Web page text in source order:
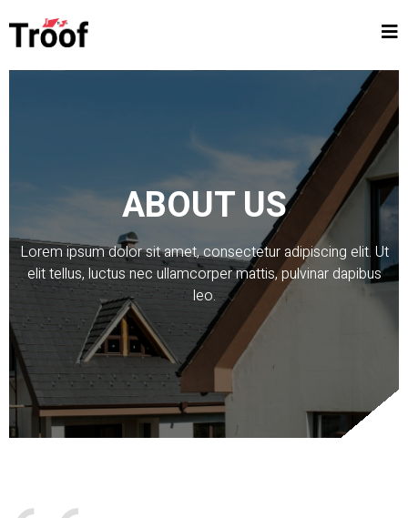
ABOUT US
Lorem ipsum dolor sit amet, consectetur adipiscing elit. Ut
elit tellus, luctus nec ullamcorper mattis, pulvinar dapibus
leo.